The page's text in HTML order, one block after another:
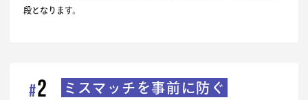
段となります。
#2 ミスマッチを事前に防ぐ